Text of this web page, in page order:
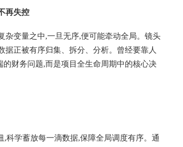
再失控
杂变量之中,一旦无序,便可能牵动全局。镜头
正被有序归集、拆分、分析。曾经要靠人
财务问题,而是项目全生命周期中的核心决
科学蓄放每一滴数据,保障全局调度有序。通